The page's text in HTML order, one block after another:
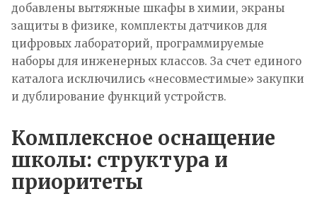
добавлены вытяжные шкафы в химии, экраны
защиты в физике, комплекты датчиков для
цифровых лабораторий, программируемые
наборы для инженерных классов. За счет единого
каталога исключились «несовместимые» закупки
и дублирование функций устройств.
Комплексное оснащение
школы: структура и
приоритеты